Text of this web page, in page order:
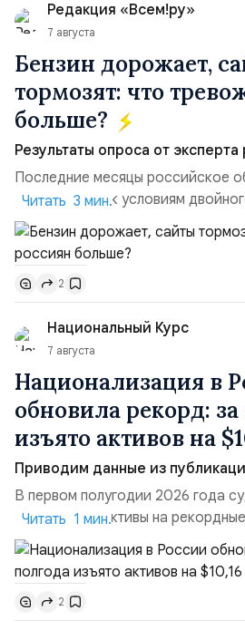
Редакция «Всем!ру»
7 августа
Бензин дорожает,
тормозят: что
больше?
Результаты опроса от
Последние месяцы российское
адаптируется к условиям
стороны, происходит рост цен на
необходимости, инфляция и
поставках бензина. А с другой –
турбулентность: перебои в работе
блокировки сайтов,
российские платформы.Что из
Читать 3 мин.
2
Национальный Курс
7 августа
Национализация в
обновила рекорд:
изъято активов на
Приводим данные из
В первом полугодии 2026 года
государству активы на
подсчитали аналитики AK&M. Это
чем за аналогичный период 2025
Всего зафиксировано 15
транзакций, которые
объёма всего российского
Читать 1 мин.
2